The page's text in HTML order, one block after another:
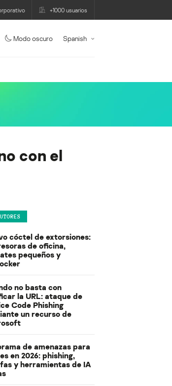
+1000 usuarios
Modo oscuro Spanish
con el
cóctel de extorsiones:
de oficina,
pequeños y
no basta con
la URL: ataque de
Code Phishing
un recurso de
de amenazas para
en 2026: phishing,
y herramientas de IA